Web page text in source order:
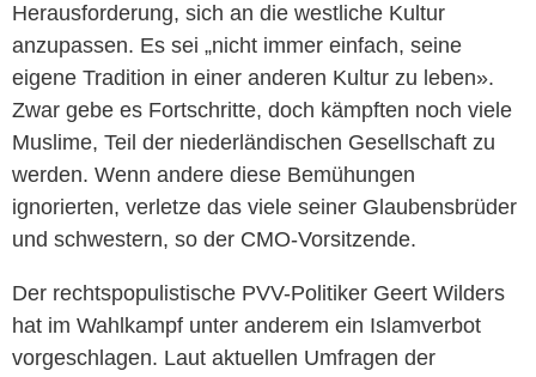
Herausforderung, sich an die westliche Kultur
anzupassen. Es sei „nicht immer einfach, seine
eigene Tradition in einer anderen Kultur zu leben».
Zwar gebe es Fortschritte, doch kämpften noch viele
Muslime, Teil der niederländischen Gesellschaft zu
werden. Wenn andere diese Bemühungen
ignorierten, verletze das viele seiner Glaubensbrüder
und schwestern, so der CMO-Vorsitzende.
Der rechtspopulistische PVV-Politiker Geert Wilders
hat im Wahlkampf unter anderem ein Islamverbot
vorgeschlagen. Laut aktuellen Umfragen der